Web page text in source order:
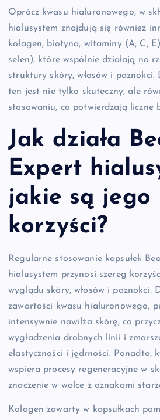
Oprócz kwasu hialuronowego, w
hialusystem znajdują się również
kolagen, biotyna, witaminy (A, C,
selen), które wspólnie działają na
struktury skóry, włosów i
ten jest nie tylko skuteczny, ale
stosowaniu, co potwierdzają liczne
Jak działa
Expert
jakie są jego
korzyści?
Regularne stosowanie kapsułek
hialusystem przynosi szereg
wyglądu skóry, włosów i paznokci.
zawartości kwasu hialuronowego,
intensywnie nawilża skórę, co
wygładzenia drobnych linii i
elastyczności i jędrności. Ponadto,
wspiera procesy regeneracyjne w
znaczenie w walce z oznakami
Kolagen zawarty w kapsułkach